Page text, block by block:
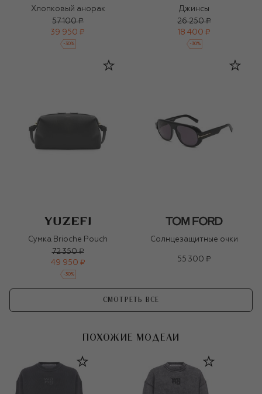
Хлопковый анорак
57 100 ₽
39 950 ₽
-30%
Джинсы
26 250 ₽
18 400 ₽
-30%
Сумка Brioche Pouch
72 350 ₽
49 950 ₽
-30%
Солнцезащитные очки
55 300 ₽
СМОТРЕТЬ ВСЕ
ПОХОЖИЕ МОДЕЛИ